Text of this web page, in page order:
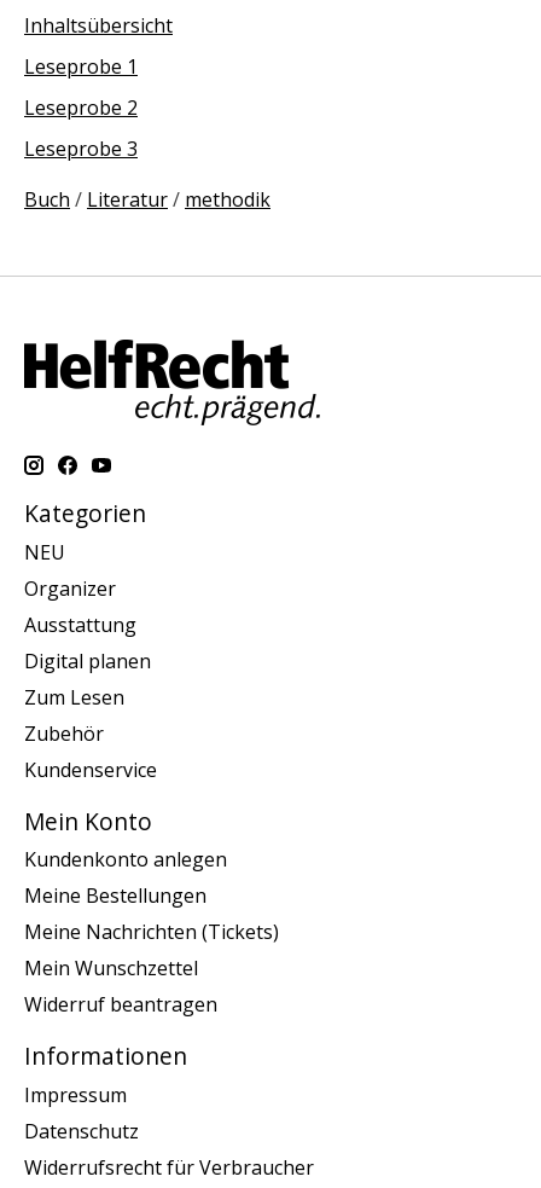
Inhaltsübersicht
Leseprobe 1
Leseprobe 2
Leseprobe 3
Buch / Literatur/ methodik
Kategorien
NEU
Organizer
Ausstattung
Digital planen
Zum Lesen
Zubehör
Kundenservice
Mein Konto
Kundenkonto anlegen
Meine Bestellungen
Meine Nachrichten (Tickets)
Mein Wunschzettel
Widerruf beantragen
Informationen
Impressum
Datenschutz
Widerrufsrecht für Verbraucher